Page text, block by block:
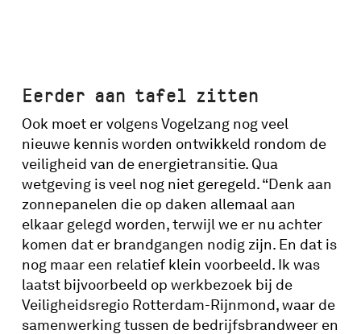
Eerder aan tafel zitten
Ook moet er volgens Vogelzang nog veel
nieuwe kennis worden ontwikkeld rondom de
veiligheid van de energietransitie. Qua
wetgeving is veel nog niet geregeld. “Denk aan
zonnepanelen die op daken allemaal aan
elkaar gelegd worden, terwijl we er nu achter
komen dat er brandgangen nodig zijn. En dat is
nog maar een relatief klein voorbeeld. Ik was
laatst bijvoorbeeld op werkbezoek bij de
Veiligheidsregio Rotterdam-Rijnmond,waar de
samenwerking tussen de bedrijfsbrandweer en